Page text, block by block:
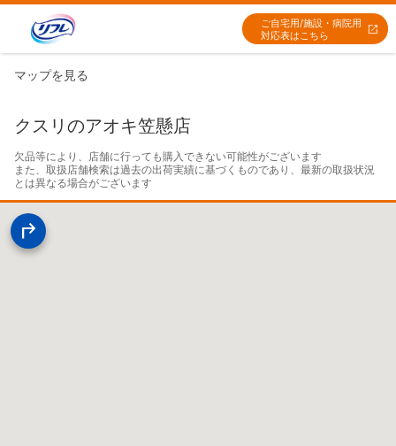
ご自宅用/施設・病院用
対応表はこちら
マップを見る
クスリのアオキ笠懸店
欠品等により、店舗に行っても購入できない可能性がございます
また、取扱店舗検索は過去の出荷実績に基づくものであり、最新の取扱状況
とは異なる場合がございます